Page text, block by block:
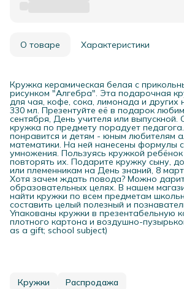
О товаре Характеристики
Кружка керамическая белая с
рисунком "Алгебра". Эта подарочная
для чая, кофе, сока, лимонада и других
330 мл. Презентуйте её в подарок
сентября, День учителя или выпускной.
кружка по предмету порадует
понравится и детям - юным любителям
математики. На ней нанесены формулы
умножения. Пользуясь кружкой
повторять их. Подарите кружку сыну,
или племенникам на День знаний, 8
Хотя зачем ждать повода? Можно
образовательных целях. В нашем
найти кружки по всем предметам
составить целый полезный и
Упакованы кружки в презентабельную
плотного картона и воздушно-
as a gift; school subject)
Кружки Распродажа